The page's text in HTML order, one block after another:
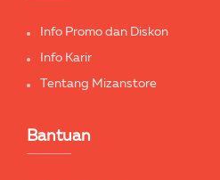
Info Promo dan Diskon
Info Karir
Tentang Mizanstore
Bantuan